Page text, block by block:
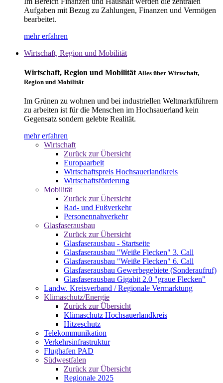
Aufgaben mit Bezug zu Zahlungen, Finanzen und Vermögen
bearbeitet.
mehr erfahren
Wirtschaft, Region und Mobilität
Wirtschaft, Region und Mobilität Alles über Wirtschaft,
Region und Mobilität
Im Grünen zu wohnen und bei industriellen Weltmarktführern
zu arbeiten ist für die Menschen im Hochsauerland kein
Gegensatz sondern gelebte Realität.
mehr erfahren
Wirtschaft
Zurück zur Übersicht
Europaarbeit
Wirtschaftspreis Hochsauerlandkreis
Wirtschaftsförderung
Mobilität
Zurück zur Übersicht
Rad- und Fußverkehr
Personennahverkehr
Glasfaserausbau
Zurück zur Übersicht
Glasfaserausbau - Startseite
Glasfaserausbau "Weiße Flecken" 3. Call
Glasfaserausbau "Weiße Flecken" 6. Call
Glasfaserausbau Gewerbegebiete (Sonderaufruf)
Glasfaserausbau Gigabit 2.0 "graue Flecken"
Landw. Kreisverband / Regionale Vermarktung
Klimaschutz/Energie
Zurück zur Übersicht
Klimaschutz Hochsauerlandkreis
Hitzeschutz
Telekommunikation
Verkehrsinfrastruktur
Flughafen PAD
Südwestfalen
Zurück zur Übersicht
Regionale 2025